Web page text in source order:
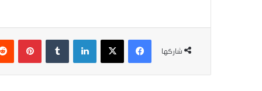
شاركها
فيسبوك
‫X لينكدإن